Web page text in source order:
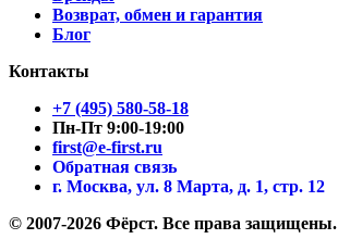
Возврат, обмен и гарантия
Блог
Контакты
+7 (495) 580-58-18
Пн-Пт 9:00-19:00
first@e-first.ru
Обратная связь
г. Москва, ул. 8 Марта, д. 1, стр. 12
© 2007-2026 Фёрст. Все права защищены.